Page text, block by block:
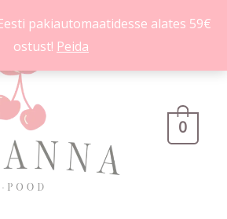
pakiautomaatidesse alates 59€
ostust! Peida
MENÜÜ
0